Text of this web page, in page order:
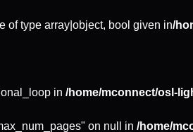
of type array|object, bool given in/
in /home/mconnect/osl-
on null in /home/